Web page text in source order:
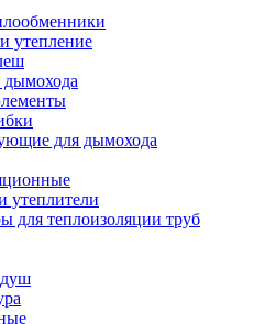
утепление
для дымохода
утеплители
для теплоизоляции труб